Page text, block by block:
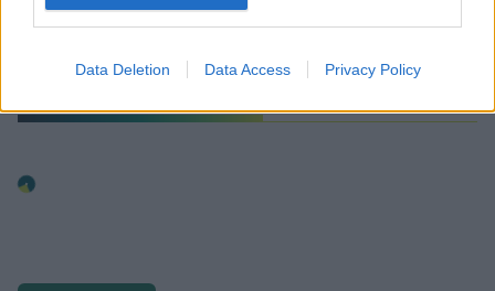
Data Deletion Data Access Privacy Policy